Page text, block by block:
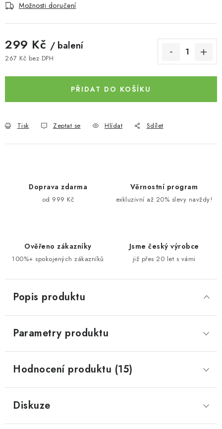
Možnosti doručení
299 Kč / balení
267 Kč bez DPH
PŘIDAT DO KOŠÍKU
Tisk Zeptat se Hlídat Sdílet
Doprava zdarma
od 999 Kč
Věrnostní program
exkluzivní až 20% slevy navždy!
Ověřeno zákazníky
100%+ spokojených zákazníků
Jsme český výrobce
již přes 20 let s vámi
Popis produktu
Parametry produktu
Hodnocení produktu (15)
Diskuze